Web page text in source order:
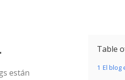
Table
1 El blog
están